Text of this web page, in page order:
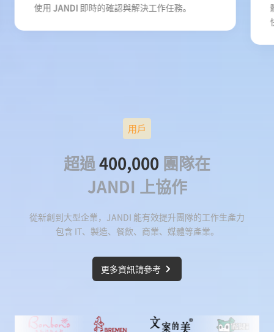
使用 JANDI 即時的確認與解決工作任務。
用戶
超過400,000 團隊在
JANDI 上協作
從新創到大型企業，JANDI 能有效提升團隊的工作生產力
包含 IT、製造、餐飲、商業、媒體等產業。
更多資訊請參考